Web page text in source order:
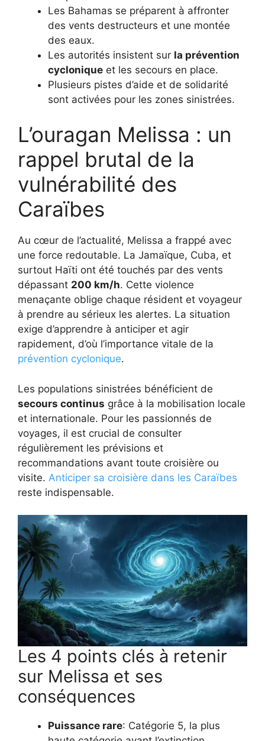
Les Bahamas se préparent à affronter
des vents destructeurs et une montée
des eaux.
Les autorités insistent sur la prévention
cyclonique et les secours en place.
Plusieurs pistes d’aide et de solidarité
sont activées pour les zones sinistrées.
L’ouragan Melissa : un
rappel brutal de la
vulnérabilité des
Caraïbes
Au cœur de l’actualité, Melissa a frappé avec
une force redoutable. La Jamaïque, Cuba, et
surtout Haïti ont été touchés par des vents
dépassant 200 km/h. Cette violence
menaçante oblige chaque résident et voyageur
à prendre au sérieux les alertes. La situation
exige d’apprendre à anticiper et agir
rapidement, d’où l’importance vitale de la
prévention cyclonique.
Les populations sinistrées bénéficient de
secours continus grâce à la mobilisation locale
et internationale. Pour les passionnés de
voyages, il est crucial de consulter
régulièrement les prévisions et
recommandations avant toute croisière ou
visite. Anticiper sa croisière dans les Caraïbes
reste indispensable.
Les 4 points clés à retenir
sur Melissa et ses
conséquences
Puissance rare: Catégorie 5, la plus